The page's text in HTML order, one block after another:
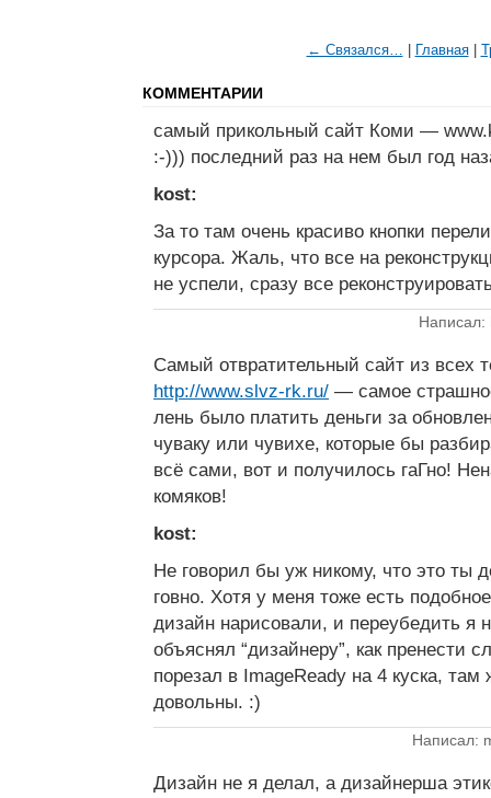
← Связался… Главная|
КОММЕНТАРИИ
самый прикольный сайт Коми —
:-))) последний раз на нем был год
kost:
За то там очень красиво кнопки
курсора. Жаль, что все на
не успели, сразу все
Самый отвратительный сайт из всех
http://www.slvz-rk.ru/ — самое
лень было платить деньги за
чуваку или чувихе, которые бы
всё сами, вот и получилось гаГно!
комяков!
kost:
Не говорил бы уж никому, что это ты
говно. Хотя у меня тоже есть
дизайн нарисовали, и переубедить я
объяснял “дизайнеру”, как пренести
порезал в ImageReady на 4 куска,
довольны. :)
Написал:
Дизайн не я делал, а дизайнерша